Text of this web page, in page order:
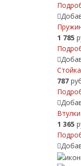
1 785
787
1 365